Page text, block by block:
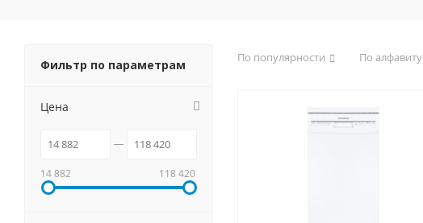
По популярности По алфавиту
Фильтр по параметрам
Цена
14 882 118 420